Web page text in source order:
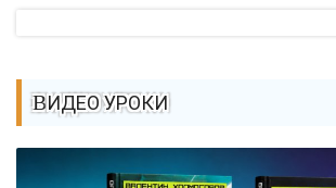
ВИДЕО УРОКИ